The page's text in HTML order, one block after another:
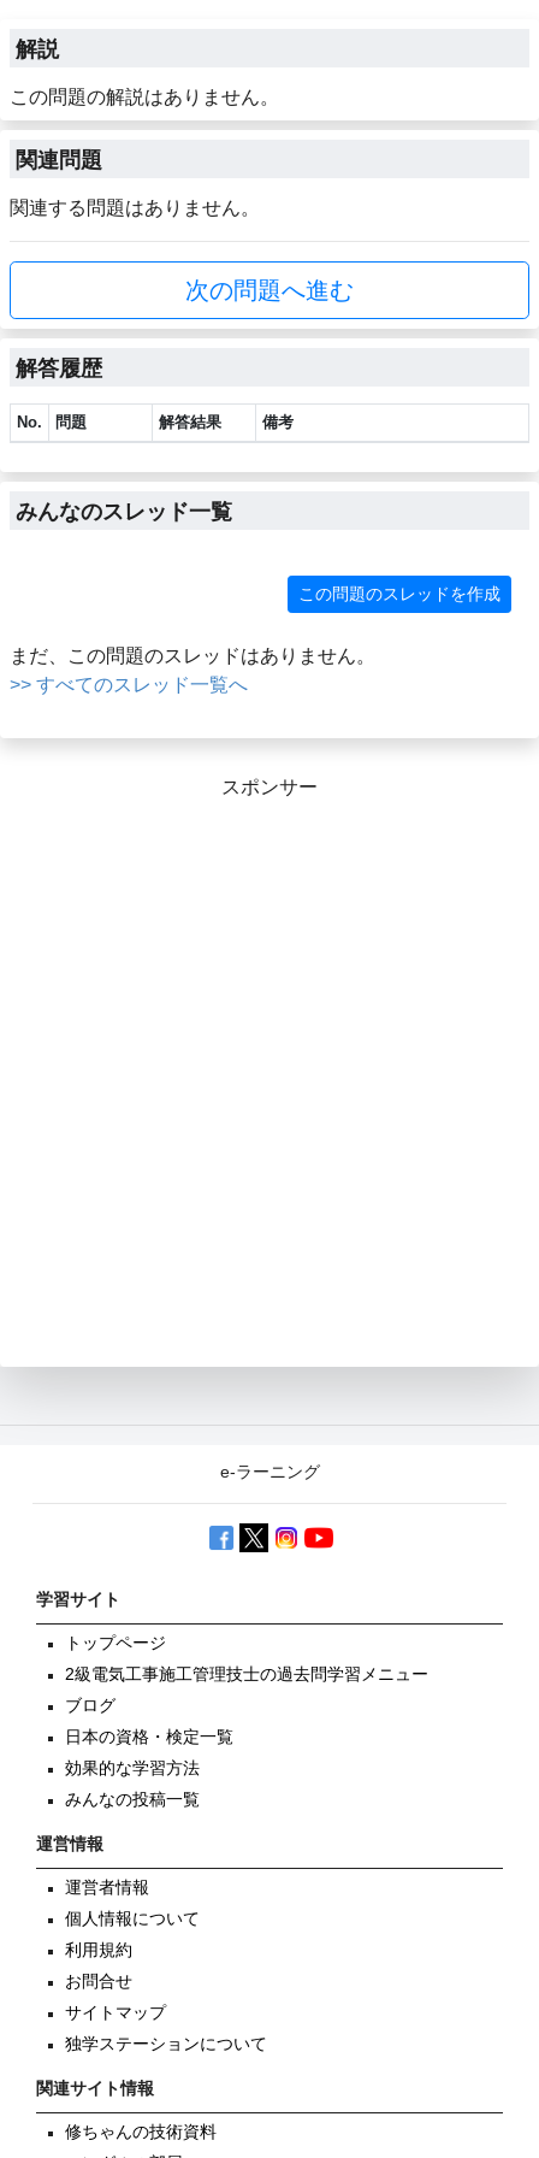
解説
この問題の解説はありません。
関連問題
関連する問題はありません。
次の問題へ進む
解答履歴
No. 問題 解答結果 備考
みんなのスレッド一覧
この問題のスレッドを作成
まだ、この問題のスレッドはありません。
>> すべてのスレッド一覧へ
スポンサー
e-ラーニング
学習サイト
トップページ
2級電気工事施工管理技士の過去問学習メニュー
ブログ
日本の資格・検定一覧
効果的な学習方法
みんなの投稿一覧
運営情報
運営者情報
個人情報について
利用規約
お問合せ
サイトマップ
独学ステーションについて
関連サイト情報
修ちゃんの技術資料